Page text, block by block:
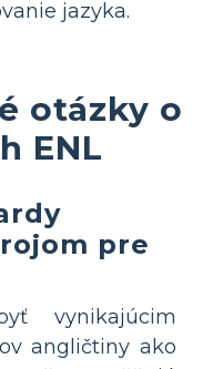
jazyka.
otázky o
ENL
pre
vynikajúcim
angličtiny ako